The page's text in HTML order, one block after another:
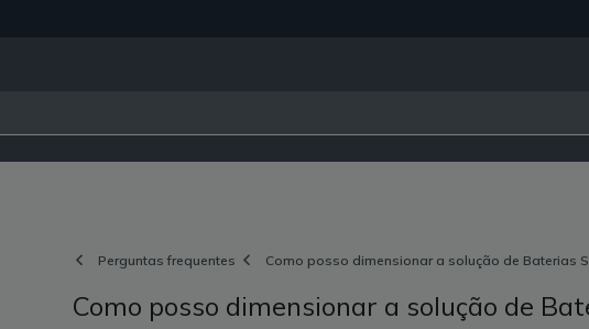
Perguntas frequentes Como posso dimensionar a solução de Baterias
Como posso dimensionar a solução de